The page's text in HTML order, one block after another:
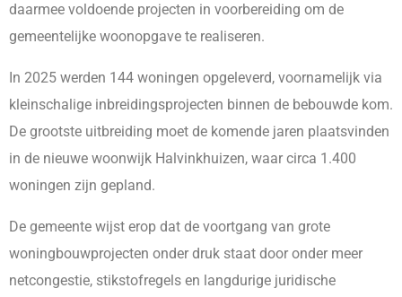
daarmee voldoende projecten in voorbereiding om de
gemeentelijke woonopgave te realiseren.
In 2025 werden 144 woningen opgeleverd, voornamelijk via
kleinschalige inbreidingsprojecten binnen de bebouwde kom.
De grootste uitbreiding moet de komende jaren plaatsvinden
in de nieuwe woonwijk Halvinkhuizen, waar circa 1.400
woningen zijn gepland.
De gemeente wijst erop dat de voortgang van grote
woningbouwprojecten onder druk staat door onder meer
netcongestie, stikstofregels en langdurige juridische